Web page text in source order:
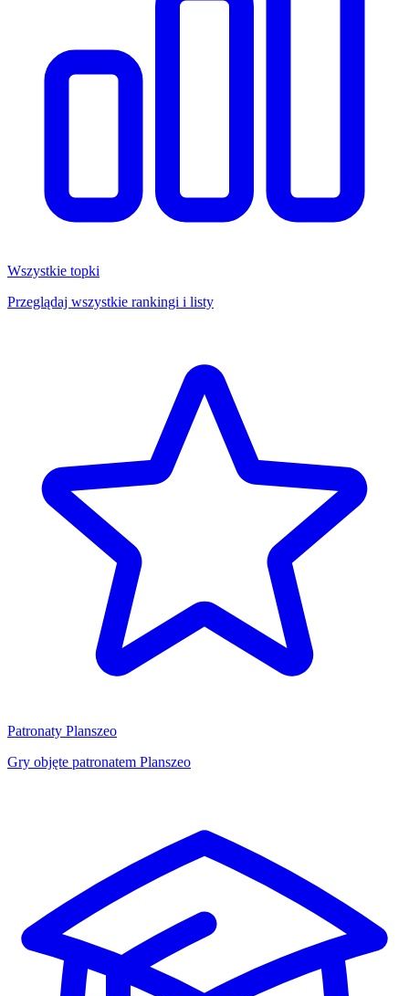
Wszystkie topki
Przeglądaj wszystkie rankingi i listy
Patronaty Planszeo
Gry objęte patronatem Planszeo